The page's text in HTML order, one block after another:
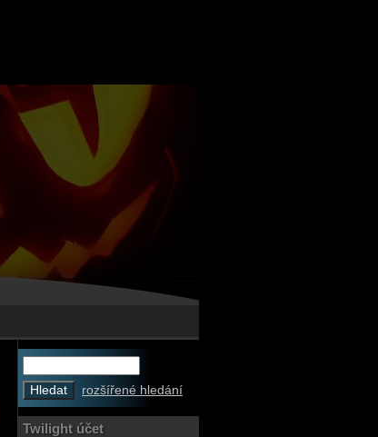
rozšířené hledání
Twilight účet